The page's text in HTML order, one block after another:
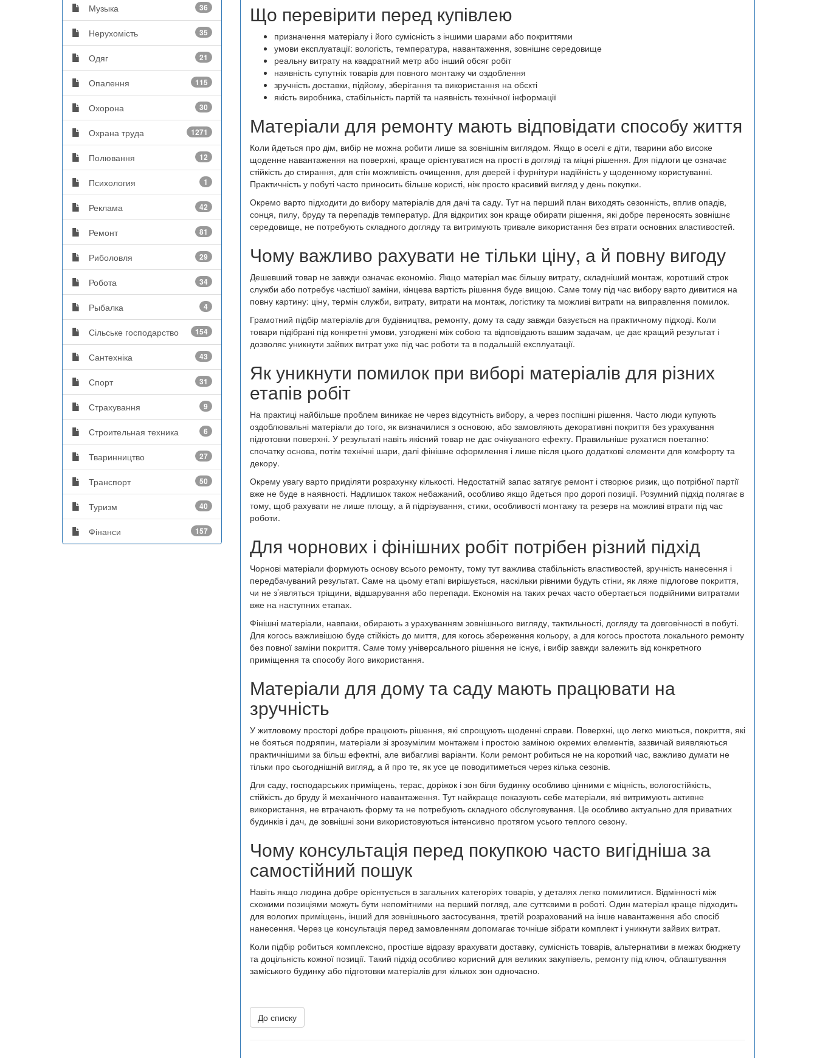
Музыка 36
Нерухомість 35
Одяг 21
Опалення 115
Охорона 30
Охрана труда 1271
Полювання 12
Психология 1
Реклама 42
Ремонт 81
Риболовля 29
Робота 34
Рыбалка 4
Сільське господарство 154
Сантехніка 43
Спорт 31
Страхування 9
Строительная техника 6
Тваринництво 27
Транспорт 50
Туризм 40
Фінанси 157
Що перевірити перед купівлею
призначення матеріалу і його сумісність з іншими шарами або покриттями
умови експлуатації: вологість, температура, навантаження, зовнішнє середовище
реальну витрату на квадратний метр або інший обсяг робіт
наявність супутніх товарів для повного монтажу чи оздоблення
зручність доставки, підйому, зберігання та використання на обєкті
якість виробника, стабільність партій та наявність технічної інформації
Матеріали для ремонту мають відповідати способу життя
Коли йдеться про дім, вибір не можна робити лише за зовнішнім виглядом. Якщо в оселі є діти, тварини або високе
щоденне навантаження на поверхні, краще орієнтуватися на прості в догляді та міцні рішення. Для підлоги це означає
стійкість до стирання, для стін можливість очищення, для дверей і фурнітури надійність у щоденному користуванні.
Практичність у побуті часто приносить більше користі, ніж просто красивий вигляд у день покупки.
Окремо варто підходити до вибору матеріалів для дачі та саду. Тут на перший план виходять сезонність, вплив опадів,
сонця, пилу, бруду та перепадів температур. Для відкритих зон краще обирати рішення, які добре переносять зовнішнє
середовище, не потребують складного догляду та витримують тривале використання без втрати основних властивостей.
Чому важливо рахувати не тільки ціну, а й повну вигоду
Дешевший товар не завжди означає економію. Якщо матеріал має більшу витрату, складніший монтаж, коротший строк
служби або потребує частішої заміни, кінцева вартість рішення буде вищою. Саме тому під час вибору варто дивитися на
повну картину: ціну, термін служби, витрату, витрати на монтаж, логістику та можливі витрати на виправлення помилок.
Грамотний підбір матеріалів для будівництва, ремонту, дому та саду завжди базується на практичному підході. Коли
товари підібрані під конкретні умови, узгоджені між собою та відповідають вашим задачам, це дає кращий результат і
дозволяє уникнути зайвих витрат уже під час роботи та в подальшій експлуатації.
Як уникнути помилок при виборі матеріалів для різних
етапів робіт
На практиці найбільше проблем виникає не через відсутність вибору, а через поспішні рішення. Часто люди купують
оздоблювальні матеріали до того, як визначилися з основою, або замовляють декоративні покриття без урахування
підготовки поверхні. У результаті навіть якісний товар не дає очікуваного ефекту. Правильніше рухатися поетапно:
спочатку основа, потім технічні шари, далі фінішне оформлення і лише після цього додаткові елементи для комфорту та
декору.
Окрему увагу варто приділяти розрахунку кількості. Недостатній запас затягує ремонт і створює ризик, що потрібної партії
вже не буде в наявності. Надлишок також небажаний, особливо якщо йдеться про дорогі позиції. Розумний підхід полягає в
тому, щоб рахувати не лише площу, а й підрізування, стики, особливості монтажу та резерв на можливі втрати під час
роботи.
Для чорнових і фінішних робіт потрібен різний підхід
Чорнові матеріали формують основу всього ремонту, тому тут важлива стабільність властивостей, зручність нанесення і
передбачуваний результат. Саме на цьому етапі вирішується, наскільки рівними будуть стіни, як ляже підлогове покриття,
чи не з’являться тріщини, відшарування або перепади. Економія на таких речах часто обертається подвійними витратами
вже на наступних етапах.
Фінішні матеріали, навпаки, обирають з урахуванням зовнішнього вигляду, тактильності, догляду та довговічності в побуті.
Для когось важливішою буде стійкість до миття, для когось збереження кольору, а для когось простота локального ремонту
без повної заміни покриття. Саме тому універсального рішення не існує, і вибір завжди залежить від конкретного
приміщення та способу його використання.
Матеріали для дому та саду мають працювати на
зручність
У житловому просторі добре працюють рішення, які спрощують щоденні справи. Поверхні, що легко миються, покриття, які
не бояться подряпин, матеріали зі зрозумілим монтажем і простою заміною окремих елементів, зазвичай виявляються
практичнішими за більш ефектні, але вибагливі варіанти. Коли ремонт робиться не на короткий час, важливо думати не
тільки про сьогоднішній вигляд, а й про те, як усе це поводитиметься через кілька сезонів.
Для саду, господарських приміщень, терас, доріжок і зон біля будинку особливо цінними є міцність, вологостійкість,
стійкість до бруду й механічного навантаження. Тут найкраще показують себе матеріали, які витримують активне
використання, не втрачають форму та не потребують складного обслуговування. Це особливо актуально для приватних
будинків і дач, де зовнішні зони використовуються інтенсивно протягом усього теплого сезону.
Чому консультація перед покупкою часто вигідніша за
самостійний пошук
Навіть якщо людина добре орієнтується в загальних категоріях товарів, у деталях легко помилитися. Відмінності між
схожими позиціями можуть бути непомітними на перший погляд, але суттєвими в роботі. Один матеріал краще підходить
для вологих приміщень, інший для зовнішнього застосування, третій розрахований на інше навантаження або спосіб
нанесення. Через це консультація перед замовленням допомагає точніше зібрати комплект і уникнути зайвих витрат.
Коли підбір робиться комплексно, простіше відразу врахувати доставку, сумісність товарів, альтернативи в межах бюджету
та доцільність кожної позиції. Такий підхід особливо корисний для великих закупівель, ремонту під ключ, облаштування
заміського будинку або підготовки матеріалів для кількох зон одночасно.
До списку